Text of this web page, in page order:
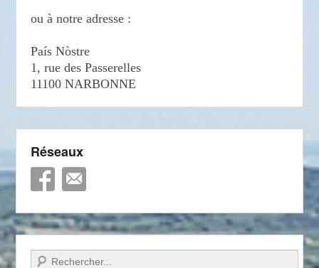
ou à notre adresse :
País Nòstre
1, rue des Passerelles
11100 NARBONNE
Réseaux
Recherche